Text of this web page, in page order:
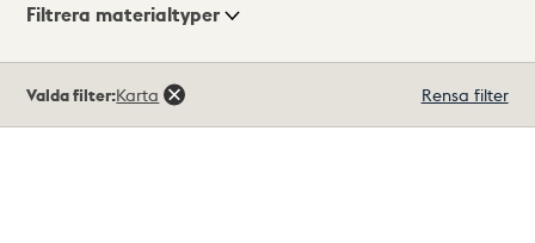
Visningsläge
Filtrera materialtyper
träffar
Valda filter:Karta Rensa filter